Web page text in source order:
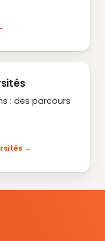
: des parcours